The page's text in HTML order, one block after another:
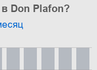
Don Plafon?